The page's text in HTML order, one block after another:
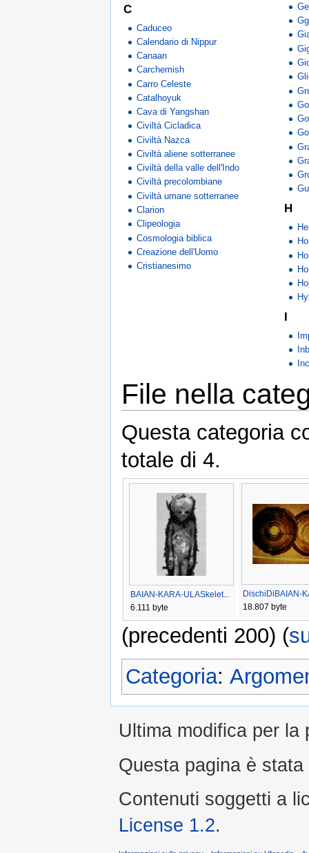
C
Caduceo
Calendario di Nippur
Canaan
Carchemish
Carro Celeste
Catalhoyuk
Cava di Yangshan
Civiltà Cicladica
Civiltà Nazca
Civiltà aliene sotterranee
Civiltà della valle dell'Indo
Civiltà precolombiane
Civiltà umane sotterranee
Clarion
Clipeologia
Cosmologia biblica
Creazione dell'Uomo
Cristianesimo
H
I
File nella
Questa categoria
totale di 4.
BAIAN-KARA-ULASkelet...
6.111 byte
DischiDiBAIAN-
18.807 byte
(precedenti 200) (
Categoria:
Ultima modifica per la
Questa pagina è
Contenuti soggetti a
License 1.2.